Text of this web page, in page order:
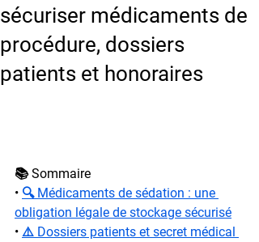
sécuriser médicaments de
procédure, dossiers
patients et honoraires
📚 Sommaire
• 🔍 Médicaments de sédation : une
obligation légale de stockage sécurisé
• ⚠️ Dossiers patients et secret médical